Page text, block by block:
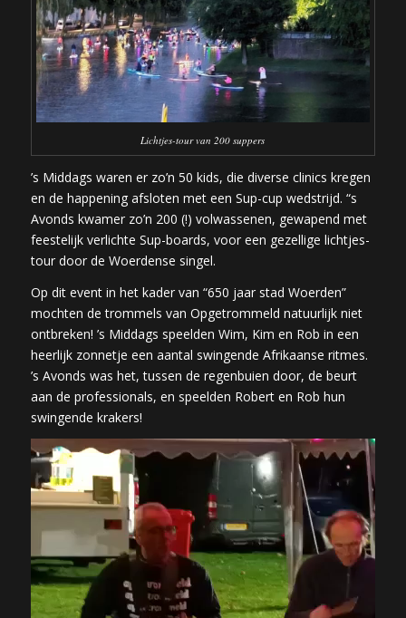
Lichtjes-tour van 200 suppers
’s Middags waren er zo’n 50 kids, die diverse clinics kregen
en de happening afsloten met een Sup-cup wedstrijd. “s
Avonds kwamer zo’n 200 (!) volwassenen, gewapend met
feestelijk verlichte Sup-boards, voor een gezellige lichtjes-
tour door de Woerdense singel.
Op dit event in het kader van “650 jaar stad Woerden”
mochten de trommels van Opgetrommeld natuurlijk niet
ontbreken! ’s Middags speelden Wim, Kim en Rob in een
heerlijk zonnetje een aantal swingende Afrikaanse ritmes.
’s Avonds was het, tussen de regenbuien door, de beurt
aan de professionals, en speelden Robert en Rob hun
swingende krakers!